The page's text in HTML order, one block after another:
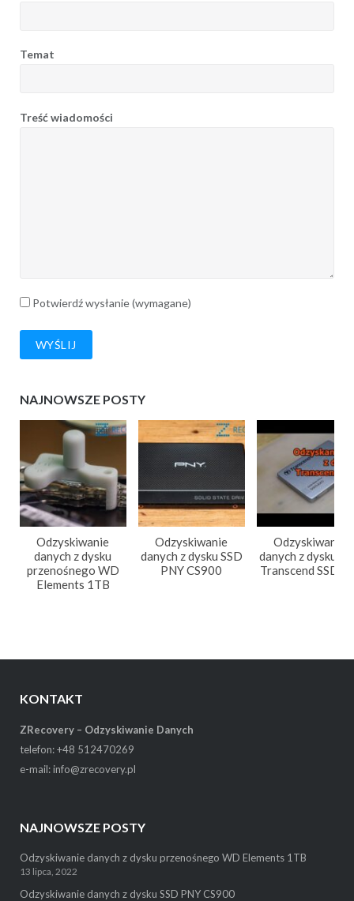
Temat
Treść wiadomości
Potwierdź wysłanie (wymagane)
NAJNOWSZE POSTY
Odzyskiwanie
danych z dysku
przenośnego WD
Elements 1TB
Odzyskiwanie
danych z dysku SSD
PNY CS900
Odzyskiwanie
danych z dysku
Transcend
KONTAKT
ZRecovery – Odzyskiwanie Danych
telefon: +48 512470269
e-mail: info@zrecovery.pl
NAJNOWSZE POSTY
Odzyskiwanie danych z dysku przenośnego WD Elements 1TB
13 lipca, 2022
Odzyskiwanie danych z dysku SSD PNY CS900